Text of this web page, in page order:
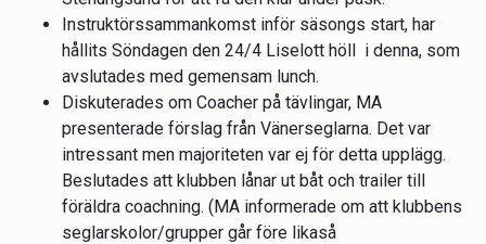
Instruktörssammankomst inför säsongs start, har
hållits Söndagen den 24/4 Liselott höll i denna, som
avslutades med gemensam lunch.
Diskuterades om Coacher på tävlingar, MA
presenterade förslag från Vänerseglarna. Det var
intressant men majoriteten var ej för detta upplägg.
Beslutades att klubben lånar ut båt och trailer till
föräldra coachning. (MA informerade om att klubbens
seglarskolor/grupper går före likaså